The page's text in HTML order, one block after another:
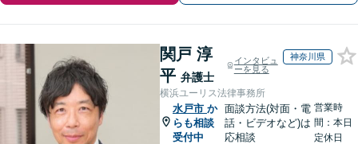
関戸 淳
平 弁護士
インタビュ
ーを見る
神奈川県
横浜ユーリス法律事務所
水戸市 か
らも相談
受付中
面談方法(対面・電
話・ビデオなど)は
応相談
営業時
間：本日
定休日